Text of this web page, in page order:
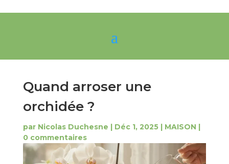
Quand arroser une
orchidée ?
par Nicolas Duchesne | Déc 1, 2025| MAISON |
0 commentaires